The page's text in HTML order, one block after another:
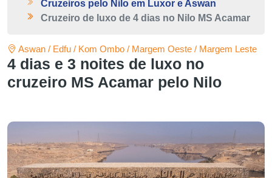
Cruzeiros pelo Nilo em Luxor e Aswan
Cruzeiro de luxo de 4 dias no Nilo MS Acamar
Aswan / Edfu / Kom Ombo / Margem Oeste / Margem Leste
4 dias e 3 noites de luxo no
cruzeiro MS Acamar pelo Nilo